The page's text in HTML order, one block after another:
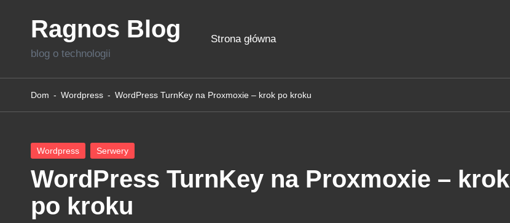
Ragnos Blog
blog o technologii
Strona główna
Dom - Wordpress - WordPress TurnKey na Proxmoxie – krok po kroku
Posted
Wordpress Serwery
WordPress TurnKey na Proxmoxie – krok
po kroku